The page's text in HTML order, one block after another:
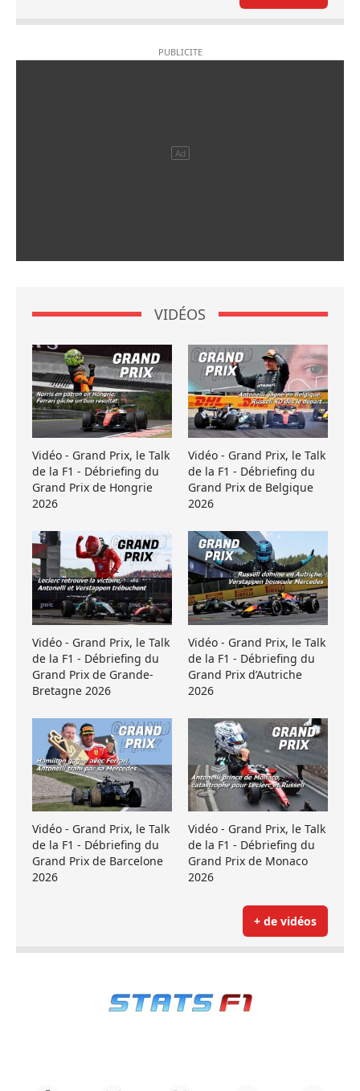
VIDÉOS
Vidéo - Grand Prix, le Talk
de la F1 - Débriefing du
Grand Prix de Hongrie
2026
Vidéo - Grand Prix, le Talk
de la F1 - Débriefing du
Grand Prix de Belgique
2026
Vidéo - Grand Prix, le Talk
de la F1 - Débriefing du
Grand Prix de Grande-
Bretagne 2026
Vidéo - Grand Prix, le Talk
de la F1 - Débriefing du
Grand Prix d’Autriche
2026
Vidéo - Grand Prix, le Talk
de la F1 - Débriefing du
Grand Prix de Barcelone
2026
Vidéo - Grand Prix, le Talk
de la F1 - Débriefing du
Grand Prix de Monaco
2026
+ de vidéos